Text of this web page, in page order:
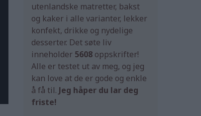
utenlandske matretter, bakst
og kaker i alle varianter, lekker
konfekt, drikke og nydelige
desserter. Det søte liv
inneholder 5608 oppskrifter!
Alle er testet ut av meg, og jeg
kan love at de er gode og enkle
å få til. Jeg håper du lar deg
friste!